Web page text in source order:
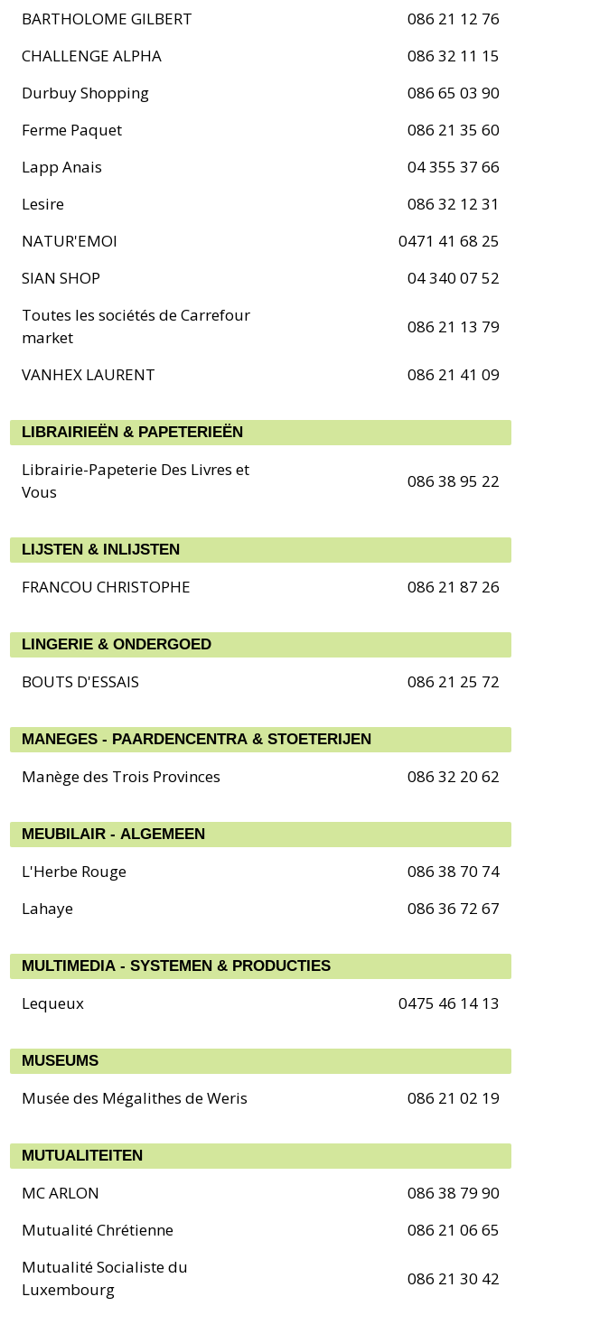
BARTHOLOME GILBERT
086 21 12 76
CHALLENGE ALPHA
086 32 11 15
Durbuy Shopping
086 65 03 90
Ferme Paquet
086 21 35 60
Lapp Anais
04 355 37 66
Lesire
086 32 12 31
NATUR'EMOI
0471 41 68 25
SIAN SHOP
04 340 07 52
Toutes les sociétés de Carrefour
market
086 21 13 79
VANHEX LAURENT 086 21 41 09
LIBRAIRIEËN & PAPETERIEËN
Librairie-Papeterie Des Livres et
Vous
086 38 95 22
LIJSTEN & INLIJSTEN
FRANCOU CHRISTOPHE 086 21 87 26
LINGERIE & ONDERGOED
BOUTS D'ESSAIS 086 21 25 72
MANEGES - PAARDENCENTRA & STOETERIJEN
Manège des Trois Provinces 086 32 20 62
MEUBILAIR - ALGEMEEN
L'Herbe Rouge
086 38 70 74
Lahaye
086 36 72 67
MULTIMEDIA - SYSTEMEN & PRODUCTIES
Lequeux 0475 46 14 13
MUSEUMS
Musée des Mégalithes de Weris 086 21 02 19
MUTUALITEITEN
MC ARLON
086 38 79 90
Mutualité Chrétienne
086 21 06 65
Mutualité Socialiste du
Luxembourg
086 21 30 42